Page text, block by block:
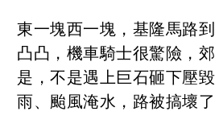
東一塊西一塊，基隆馬路
凸凸，機車騎士很驚險，
是，不是遇上巨石砸下壓
雨、颱風淹水，路被搞壞了